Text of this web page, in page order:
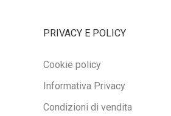
PRIVACY E POLICY
Cookie policy
Informativa Privacy
Condizioni di vendita